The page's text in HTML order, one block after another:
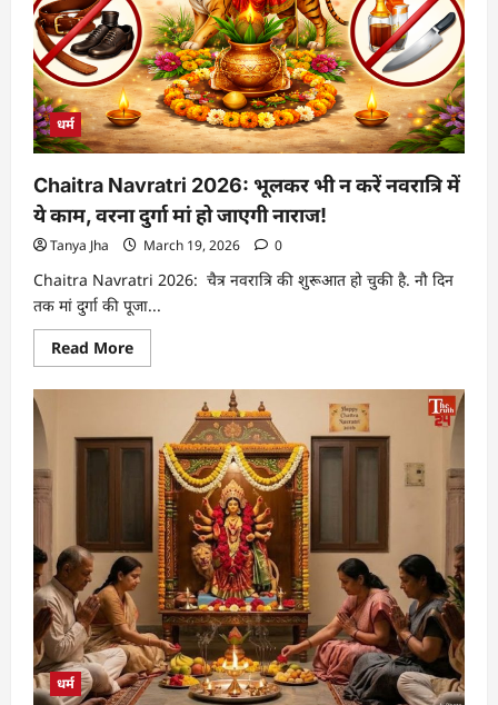
धर्म
Chaitra Navratri 2026: भूलकर भी न करें नवरात्रि में
ये काम, वरना दुर्गा मां हो जाएगी नाराज!
Tanya Jha March 19, 2026 0
Chaitra Navratri 2026: चैत्र नवरात्रि की शुरूआत हो चुकी है. नौ दिन
तक मां दुर्गा की पूजा...
Read More
धर्म